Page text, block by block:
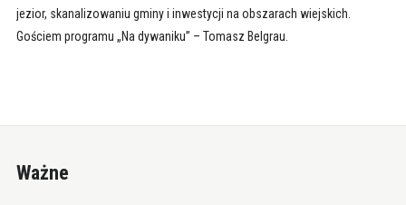
jezior, skanalizowaniu gminy i inwestycji na obszarach wiejskich.
Gościem programu „Na dywaniku” – Tomasz Belgrau.
Ważne